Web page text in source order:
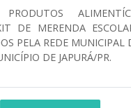
DE MERENDA
PELA REDE MUNICIPAL
DE JAPURÁ/PR.